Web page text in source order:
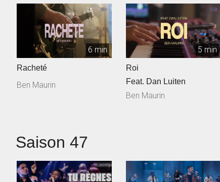
6 min
Racheté
Ben Maurin
5 min
Roi
Feat. Dan Luiten
Ben Maurin
Saison 47